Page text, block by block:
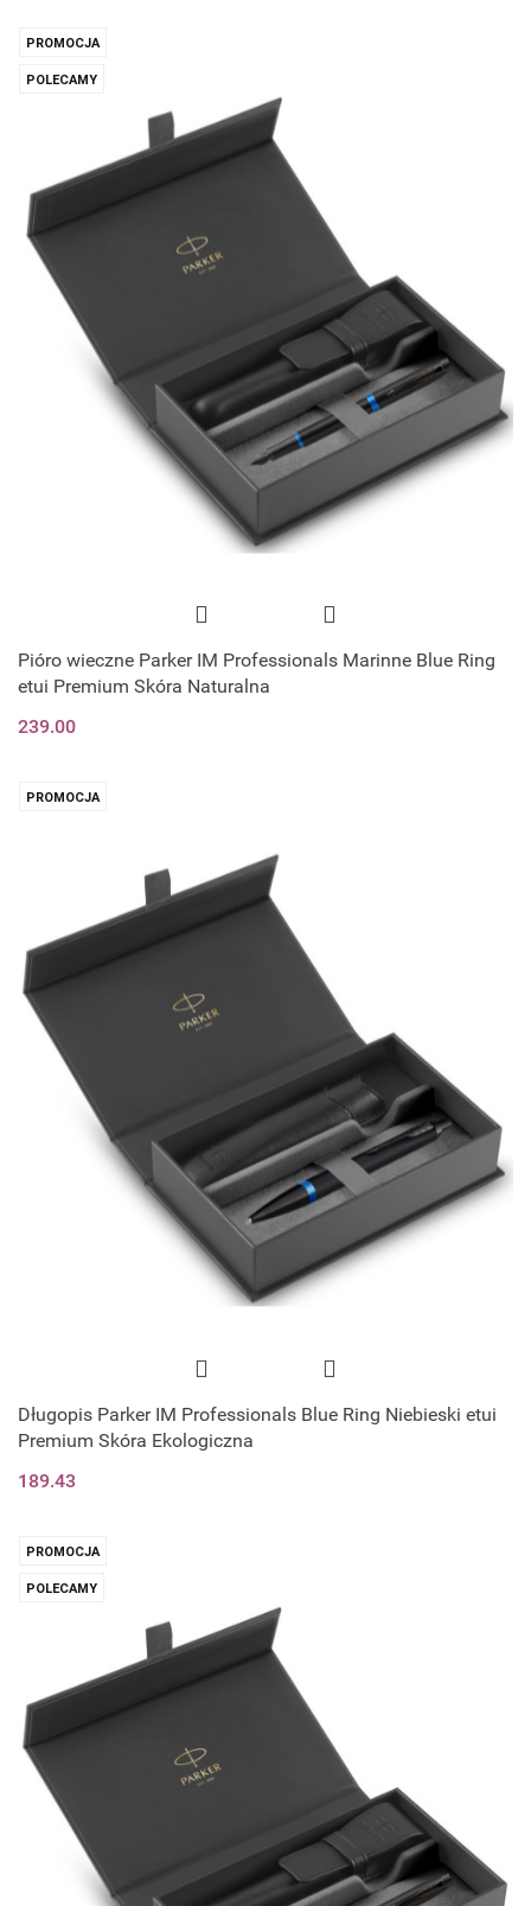
PROMOCJA
POLECAMY
Pióro wieczne Parker IM Professionals Marinne Blue Ring
etui Premium Skóra Naturalna
239.00
PROMOCJA
Długopis Parker IM Professionals Blue Ring Niebieski etui
Premium Skóra Ekologiczna
189.43
PROMOCJA
POLECAMY